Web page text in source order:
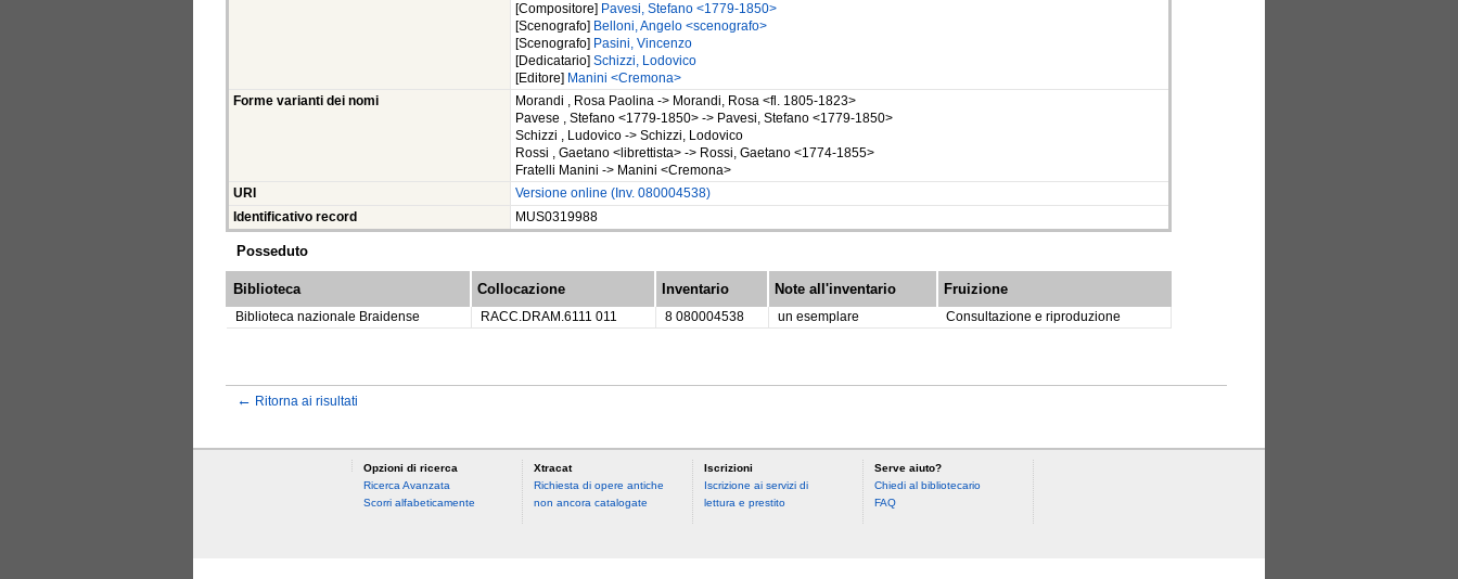
[Compositore]
Pavesi, Stefano <1779-1850>
[Scenografo]
Belloni, Angelo <scenografo>
[Scenografo]
Pasini, Vincenzo
[Dedicatario] Schizzi, Lodovico
[Editore]
Manini <Cremona>
Forme varianti dei nomi
Morandi , Rosa Paolina -> Morandi, Rosa <fl. 1805-1823>
Pavese , Stefano <1779-1850> -> Pavesi, Stefano <1779-1850>
Schizzi , Ludovico -> Schizzi, Lodovico
Rossi , Gaetano <librettista> -> Rossi, Gaetano <1774-1855>
Fratelli Manini -> Manini <Cremona>
URI
Versione online (Inv. 080004538)
Identificativo record
MUS0319988
Posseduto
Biblioteca Collocazione Inventario Note all'inventario Fruizione
Biblioteca nazionale Braidense RACC.DRAM.6111 011 8 080004538 un esemplare Consultazione e riproduzione
← Ritorna ai risultati
Opzioni di ricerca
Ricerca Avanzata
Scorri alfabeticamente
Xtracat
Richiesta di opere antiche
non ancora catalogate
Iscrizioni
Iscrizione ai servizi di
lettura e prestito
Serve aiuto?
Chiedi al bibliotecario
FAQ